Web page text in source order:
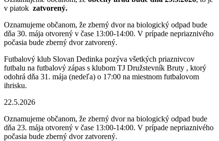
v piatok zatvorený.
Oznamujeme občanom, že zberný dvor na biologický odpad bude
dňa 30. mája otvorený v čase 13:00-14:00. V prípade nepriaznivého
počasia bude zberný dvor zatvorený.
Futbalový klub Slovan Dedinka pozýva všetkých priaznivcov
futbalu na futbalový zápas s klubom TJ Družstevník Bruty , ktorý
odohrá dňa 31. mája (nedeľa) o 17:00 na miestnom futbalovom
ihrisku.
22.5.2026
Oznamujeme občanom, že zberný dvor na biologický odpad bude
dňa 23. mája otvorený v čase 13:00-14:00. V prípade nepriaznivého
počasia bude zberný dvor zatvorený.